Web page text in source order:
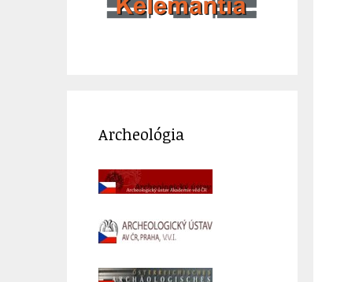
Archeológia